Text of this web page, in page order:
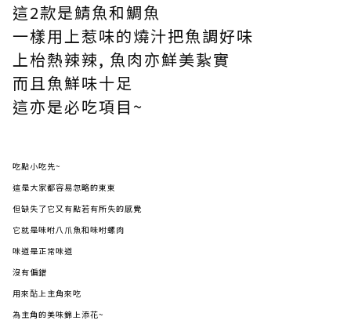
這2款是鯖魚和鯛魚
一樣用上惹味的燒汁把魚調好味
上枱熱辣辣, 魚肉亦鮮美紥實
而且魚鮮味十足
這亦是必吃項目~
吃點小吃先~
這是大家都容易忽略的東東
但缺失了它又有點若有所失的感覺
它就是味咐八爪魚和味咐螺肉
味道是正常味道
沒有偏錯
用來酟上主角來吃
為主角的美味錦上添花~